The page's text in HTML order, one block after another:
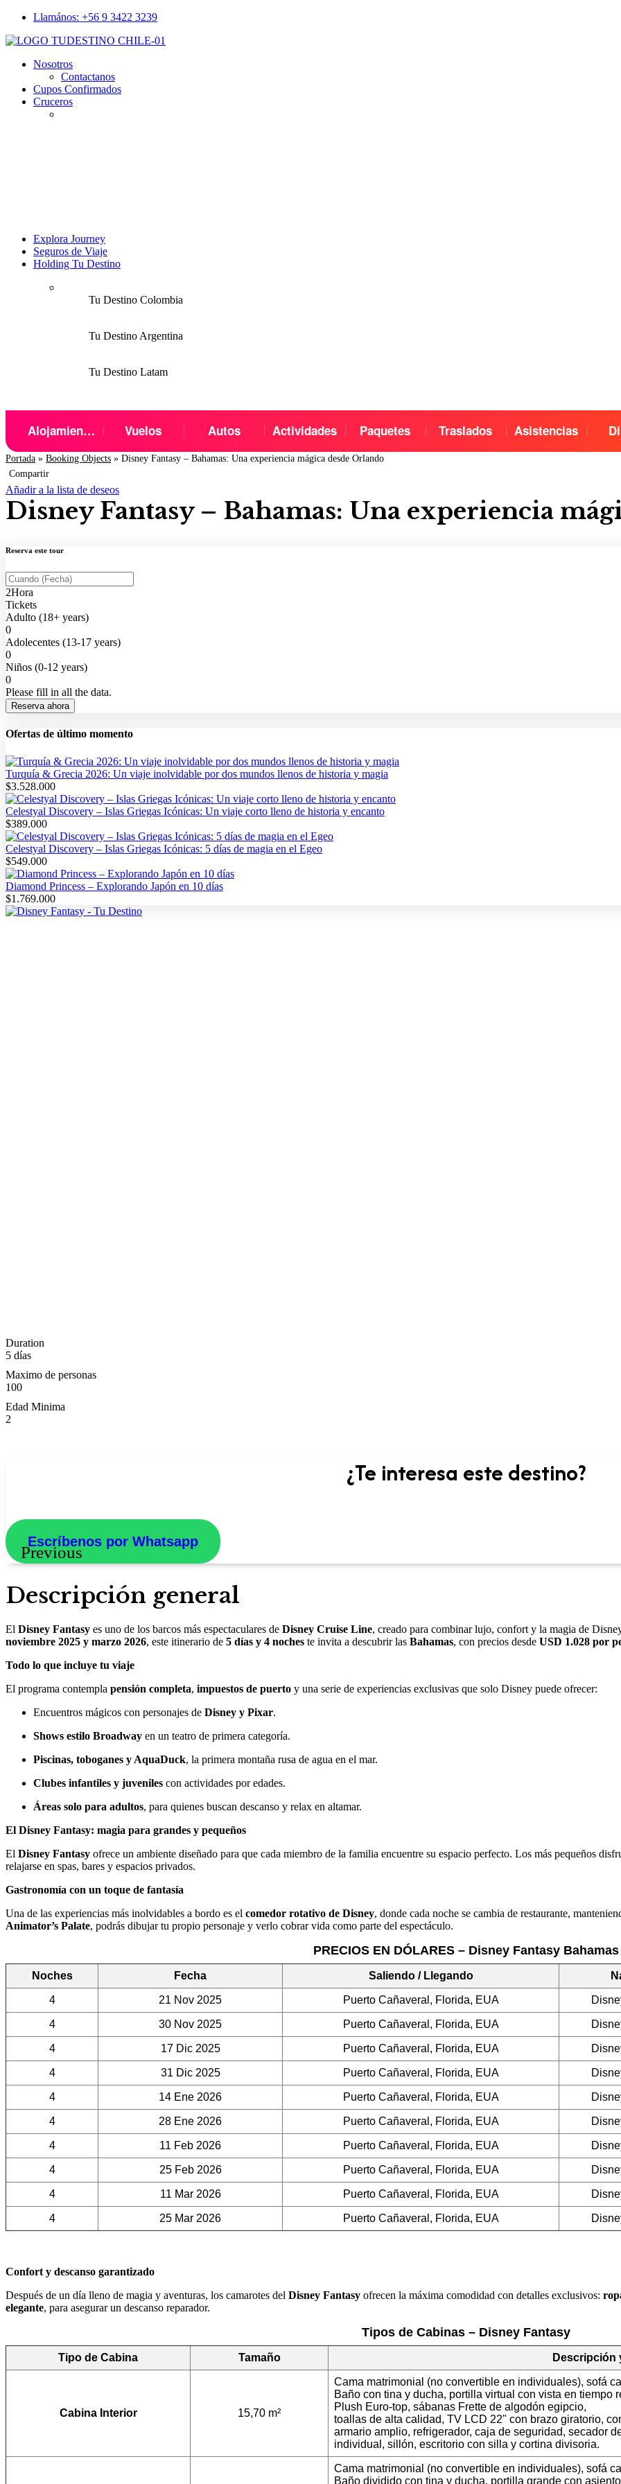
Llamános: +56 9 3422 3239
Nosotros
Contactanos
Cupos Confirmados
Cruceros
Explora Journey
Seguros de Viaje
Holding Tu Destino
Tu Destino Colombia
Tu Destino Argentina
Tu Destino Latam
Alojamientos Vuelos Autos Actividades Paquetes Traslados Asistencias
Portada » Booking Objects » Disney Fantasy – Bahamas: Una experiencia mágica desde Orlando
Compartir
Añadir a la lista de deseos
Disney Fantasy – Bahamas: Una experiencia
Reserva este tour
2Hora
Tickets
Adulto (18+ years)
0
Adolecentes (13-17 years)
0
Niños (0-12 years)
0
Please fill in all the data.
Reserva ahora
Ofertas de último momento
Turquía & Grecia 2026: Un viaje inolvidable por dos mundos llenos de historia y magia
$3.528.000
Celestyal Discovery – Islas Griegas Icónicas: Un viaje corto lleno de historia y encanto
$389.000
Celestyal Discovery – Islas Griegas Icónicas: 5 días de magia en el Egeo
$549.000
Diamond Princess – Explorando Japón en 10 días
$1.769.000
Previous
Duration
5 días
Maximo de personas
100
Edad Minima
2
¿Te interesa este destino?
Escríbenos por Whatsapp
Descripción general
El Disney Fantasy es uno de los barcos más espectaculares de Disney Cruise Line, creado para combinar lujo, confort y la magia de
noviembre 2025 y marzo 2026, este itinerario de 5 días y 4 noches te invita a descubrir las Bahamas, con precios desde USD 1.028 por
Todo lo que incluye tu viaje
El programa contempla pensión completa, impuestos de puerto y una serie de experiencias exclusivas que solo Disney puede ofrecer:
Encuentros mágicos con personajes de Disney y Pixar.
Shows estilo Broadway en un teatro de primera categoría.
Piscinas, toboganes y AquaDuck, la primera montaña rusa de agua en el mar.
Clubes infantiles y juveniles con actividades por edades.
Áreas solo para adultos, para quienes buscan descanso y relax en altamar.
El Disney Fantasy: magia para grandes y pequeños
El Disney Fantasy ofrece un ambiente diseñado para que cada miembro de la familia encuentre su espacio perfecto. Los más pequeños
relajarse en spas, bares y espacios privados.
Gastronomía con un toque de fantasía
Una de las experiencias más inolvidables a bordo es el comedor rotativo de Disney, donde cada noche se cambia de restaurante,
Animator’s Palate, podrás dibujar tu propio personaje y verlo cobrar vida como parte del espectáculo.
PRECIOS EN DÓLARES – Disney Fantasy Bahamas
Noches Fecha Saliendo / Llegando
4 21 Nov 2025 Puerto Cañaveral, Florida, EUA
4 30 Nov 2025 Puerto Cañaveral, Florida, EUA
4 17 Dic 2025 Puerto Cañaveral, Florida, EUA
4 31 Dic 2025 Puerto Cañaveral, Florida, EUA
4 14 Ene 2026 Puerto Cañaveral, Florida, EUA
4 28 Ene 2026 Puerto Cañaveral, Florida, EUA
4 11 Feb 2026 Puerto Cañaveral, Florida, EUA
4 25 Feb 2026 Puerto Cañaveral, Florida, EUA
4 11 Mar 2026 Puerto Cañaveral, Florida, EUA
4 25 Mar 2026 Puerto Cañaveral, Florida, EUA
Confort y descanso garantizado
Después de un día lleno de magia y aventuras, los camarotes del Disney Fantasy ofrecen la máxima comodidad con detalles exclusivos:
elegante, para asegurar un descanso reparador.
Tipos de Cabinas – Disney Fantasy
Tipo de Cabina Tamaño Descripción
Cabina Interior 15,70 m²
Cama matrimonial (no convertible en individuales), sofá
Baño con tina y ducha, portilla virtual con vista en tiempo
Plush Euro-top, sábanas Frette de algodón egipcio,
toallas de alta calidad, TV LCD 22" con brazo giratorio,
armario amplio, refrigerador, caja de seguridad, secador
individual, sillón, escritorio con silla y cortina divisoria.
Cama matrimonial (no convertible en individuales), sofá
Baño dividido con tina y ducha, portilla grande con